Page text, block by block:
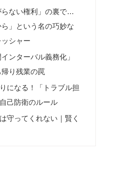
ない権利」の裏で…
ら」という名の巧妙な
シャー
ンターバル義務化」
り残業の罠
になる！「トラブル担
己防衛のルール
守ってくれない｜賢く